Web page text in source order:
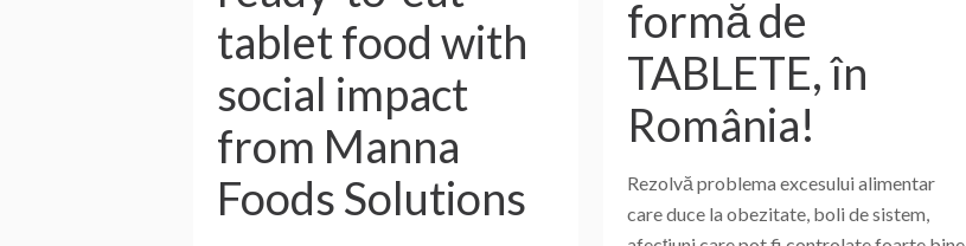
tablet food with
social impact
from Manna
Foods Solutions
formă de
TABLETE, în
România!
Rezolvă problema excesului alimentar
care duce la obezitate, boli de sistem,